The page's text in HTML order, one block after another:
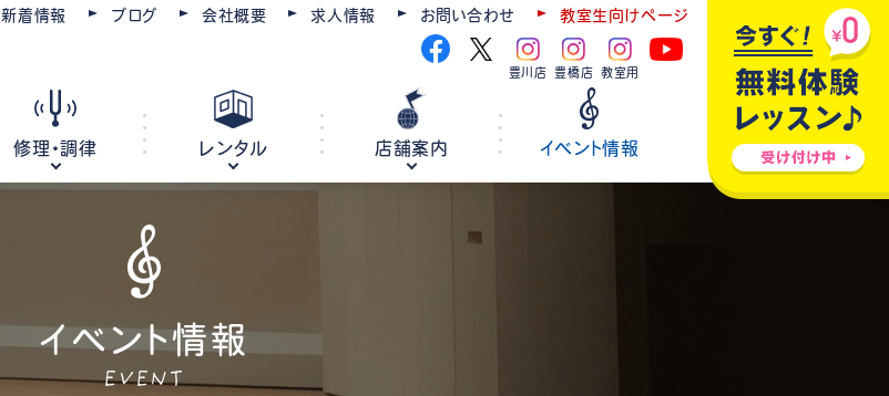
新着情報 ブログ 会社概要 求人情報 お問い合わせ 教室生向けページ
豊川店 豊橋店 教室用
電子ピアノ
オルガン
キーボード
修理・調律 レンタル 店舗案内 イベント情報
イベント情報
EVENT